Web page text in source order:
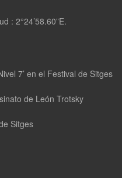
: 2°24’58.60”E.
7’ en el Festival de Sitges
de León Trotsky
Sitges